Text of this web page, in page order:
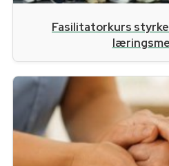
Fasilitatorkurs